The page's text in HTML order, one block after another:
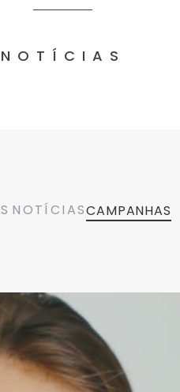
NOTÍCIAS
NOTÍCIASCAMPANHAS